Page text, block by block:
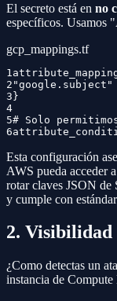
El secreto está en no
específicos. Usamos
gcp_mappings.tf
1
2
3}
4
5# Solo
6
Esta configuración
AWS pueda acceder
rotar claves JSON de
y cumple con
2.
¿Como detectas un
instancia de Compute